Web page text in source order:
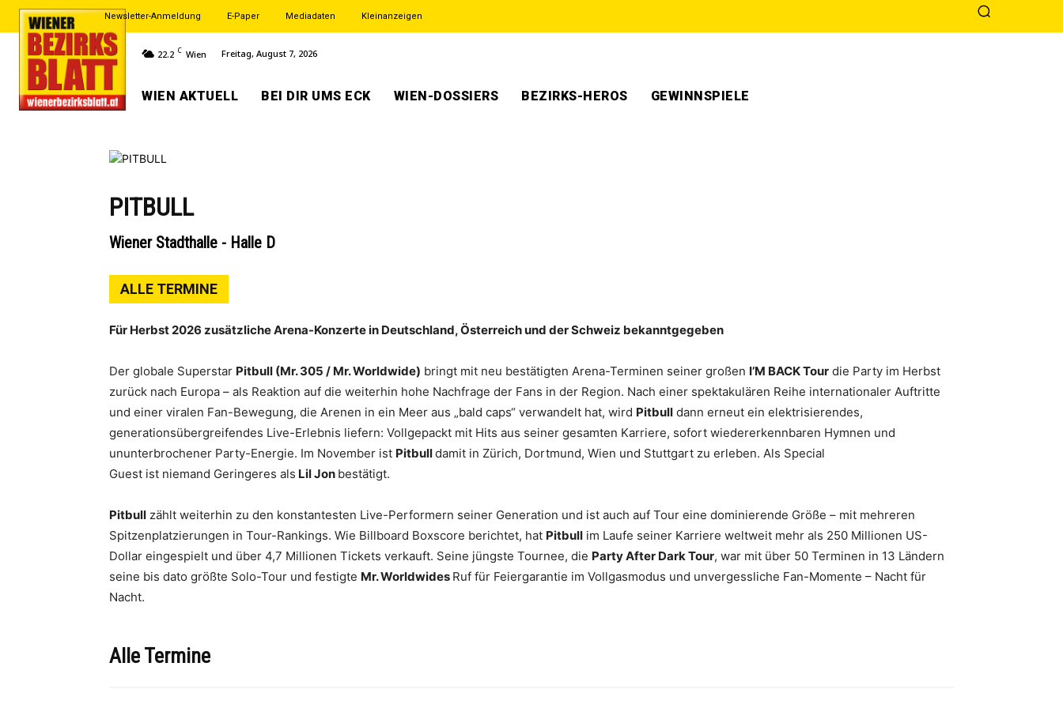
Newsletter-Anmeldung E-Paper Mediadaten Kleinanzeigen
22.2 C Wien Freitag, August 7, 2026
WIEN AKTUELL BEI DIR UMS ECK WIEN-DOSSIERS BEZIRKS-HEROS GEWINNSPIELE
PITBULL
Wiener Stadthalle - Halle D
ALLE TERMINE
Für Herbst 2026 zusätzliche Arena-Konzerte in Deutschland, Österreich und der Schweiz bekanntgegeben
Der globale Superstar Pitbull (Mr. 305 / Mr. Worldwide) bringt mit neu bestätigten Arena-Terminen seiner großen I’M BACK Tour die Party im Herbst
zurück nach Europa – als Reaktion auf die weiterhin hohe Nachfrage der Fans in der Region. Nach einer spektakulären Reihe internationaler Auftritte
und einer viralen Fan-Bewegung, die Arenen in ein Meer aus „bald caps“ verwandelt hat, wird Pitbull dann erneut ein elektrisierendes,
generationsübergreifendes Live-Erlebnis liefern: Vollgepackt mit Hits aus seiner gesamten Karriere, sofort wiedererkennbaren Hymnen und
ununterbrochener Party-Energie. Im November ist Pitbulldamit in Zürich, Dortmund, Wien und Stuttgart zu erleben. Als Special
Guest ist niemand Geringeres als Lil Jon bestätigt.
Pitbull zählt weiterhin zu den konstantesten Live-Performern seiner Generation und ist auch auf Tour eine dominierende Größe – mit mehreren
Spitzenplatzierungen in Tour-Rankings. Wie Billboard Boxscore berichtet, hat Pitbull im Laufe seiner Karriere weltweit mehr als 250 Millionen US-
Dollar eingespielt und über 4,7 Millionen Tickets verkauft. Seine jüngste Tournee, die Party After Dark Tour, war mit über 50 Terminen in 13 Ländern
seine bis dato größte Solo-Tour und festigte Mr. Worldwides Ruf für Feiergarantie im Vollgasmodus und unvergessliche Fan-Momente – Nacht für
Nacht.
Alle Termine